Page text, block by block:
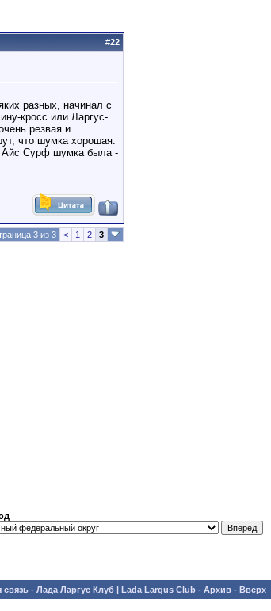
#22
разных, начинал с
кросс или Ларгус-
резвая и
что шумка хорошая.
Айс Сурф шумка была -
3 из 3 < 1 2 3
связь - Лада Ларгус Клуб | Lada Largus Club - Архив - Вверх